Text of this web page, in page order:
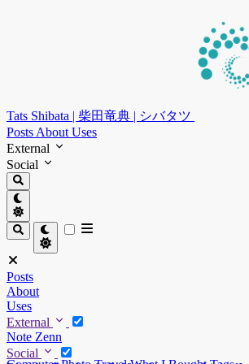
Tats Shibata | 柴田竜典 | シバタツ
Posts About Uses
External
Social
Posts
About
Uses
External
Note Zenn
Social